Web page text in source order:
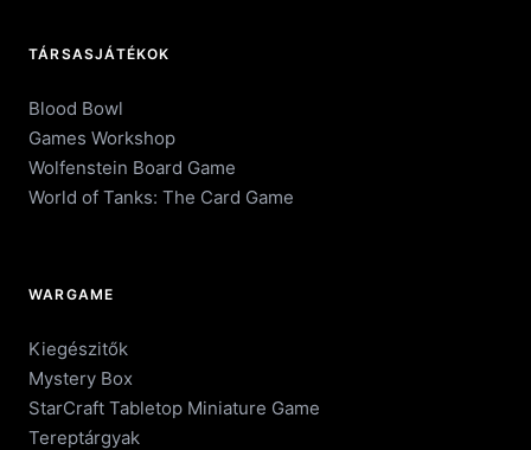
TÁRSASJÁTÉKOK
Blood Bowl
Games Workshop
Wolfenstein Board Game
World of Tanks: The Card Game
WARGAME
Kiegészitők
Mystery Box
StarCraft Tabletop Miniature Game
Tereptárgyak